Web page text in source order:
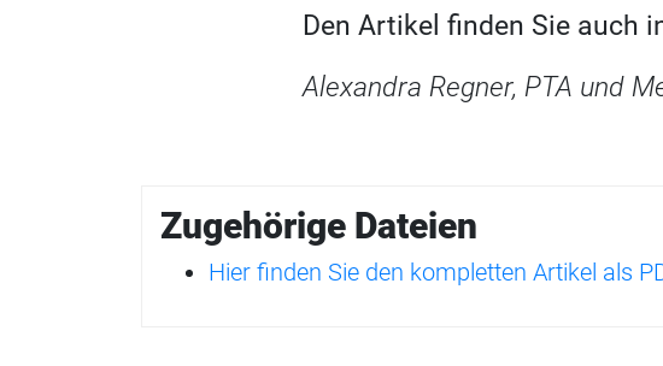
Den Artikel finden Sie auch
Alexandra Regner, PTA und
Zugehörige Dateien
Hier finden Sie den kompletten Artikel als